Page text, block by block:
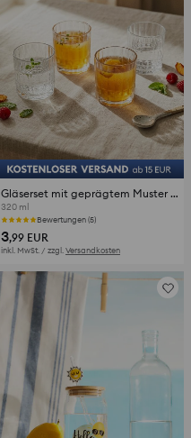
Gläserset mit geprägtem Muster 4 pack
320 ml
Bewertungen (5)
3,99 EUR
inkl. MwSt. / zzgl. Versandkosten